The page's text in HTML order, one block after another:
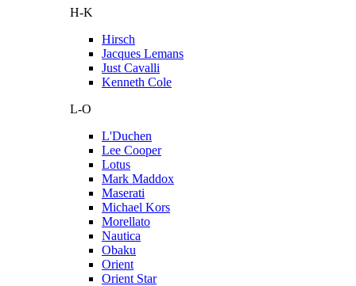
H-K
Hirsch
Jacques Lemans
Just Cavalli
Kenneth Cole
L-O
L'Duchen
Lee Cooper
Lotus
Mark Maddox
Maserati
Michael Kors
Morellato
Nautica
Obaku
Orient
Orient Star